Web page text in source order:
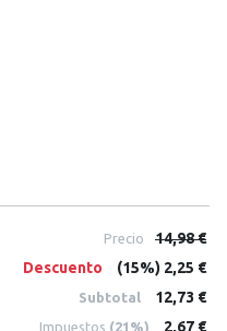
Precio
14,98 €
Descuento
(15%) 2,25 €
Subtotal 12,73 €
Impuestos (21%) 2,67 €